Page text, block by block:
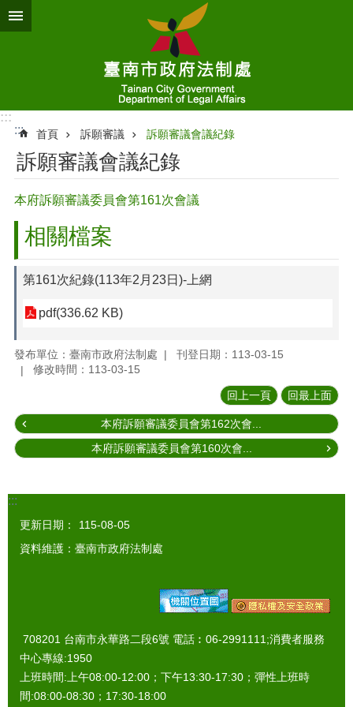
跳到主要內容區塊
:::
:::
首頁 訴願審議 訴願審議會議紀錄
訴願審議會議紀錄
本府訴願審議委員會第161次會議
相關檔案
第161次紀錄(113年2月23日)-上網
pdf(336.62 KB)
發布單位：臺南市政府法制處
刊登日期：113-03-15
修改時間：113-03-15
回上一頁 回最上面
本府訴願審議委員會第162次會...
本府訴願審議委員會第160次會...
:::
更新日期：
115-08-05
資料維護：臺南市政府法制處
708201 台南市永華路二段6號 電話︰06-2991111;消費者服務
中心專線:1950
上班時間:上午08:00-12:00；下午13:30-17:30；彈性上班時
間:08:00-08:30；17:30-18:00